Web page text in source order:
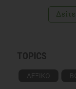
TOPICS
ΛΕΞΙΚΟ